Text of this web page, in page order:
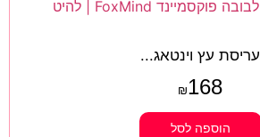
עריסת עץ וינטאג...
₪168
הוספה לסל